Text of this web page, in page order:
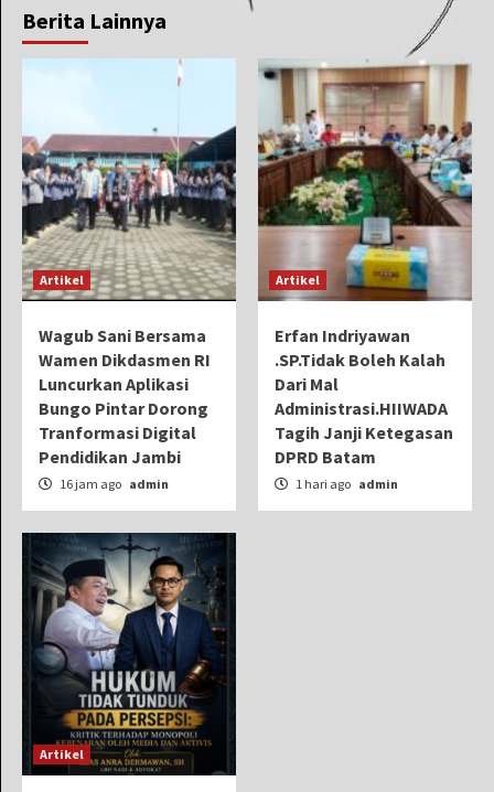
Berita Lainnya
Artikel
Wagub Sani Bersama
Wamen Dikdasmen RI
Luncurkan Aplikasi
Bungo Pintar Dorong
Tranformasi Digital
Pendidikan Jambi
16 jam ago admin
Artikel
Erfan Indriyawan
.SP.Tidak Boleh Kalah
Dari Mal
Administrasi.HIIWADA
Tagih Janji Ketegasan
DPRD Batam
1 hari ago admin
Artikel